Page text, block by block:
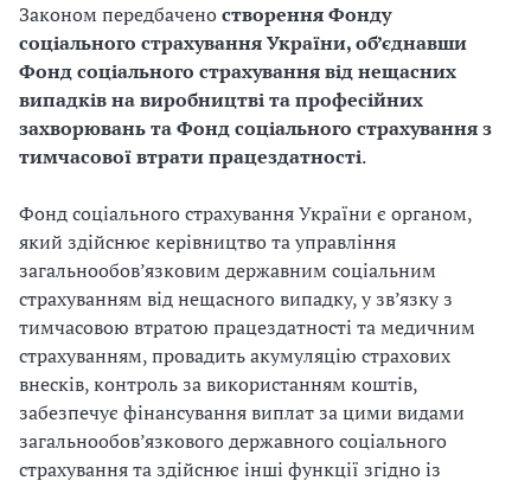
Законом передбаченостворення Фонду
соціального страхування України, об’єднавши
Фонд соціального страхування від нещасних
випадків на виробництві та професійних
захворювань та Фонд соціального страхування з
тимчасової втрати працездатності.
Фонд соціального страхування України є органом,
який здійснює керівництво та управління
загальнообов’язковим державним соціальним
страхуванням від нещасного випадку, у зв’язку з
тимчасовою втратою працездатності та медичним
страхуванням, провадить акумуляцію страхових
внесків, контроль за використанням коштів,
забезпечує фінансування виплат за цими видами
загальнообов’язкового державного соціального
страхування та здійснює інші функції згідно із
б
л
а
о
д
й
н